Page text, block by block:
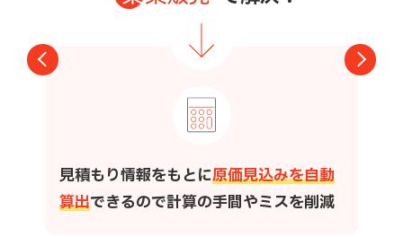
見積もり情報をもとに原価見込みを自動
算出できるので計算の手間やミスを削減